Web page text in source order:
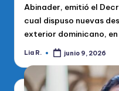
Abinader, emitió el
cual dispuso nuevas
exterior dominicano,
Publicado
Lia R. junio 9, 2026